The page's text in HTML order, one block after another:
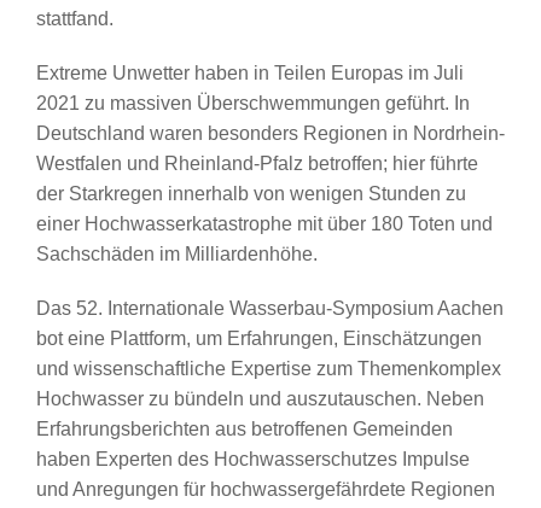
stattfand.
Extreme Unwetter haben in Teilen Europas im Juli
2021 zu massiven Überschwemmungen geführt. In
Deutschland waren besonders Regionen in Nordrhein-
Westfalen und Rheinland-Pfalz betroffen; hier führte
der Starkregen innerhalb von wenigen Stunden zu
einer Hochwasserkatastrophe mit über 180 Toten und
Sachschäden im Milliardenhöhe.
Das 52. Internationale Wasserbau-Symposium Aachen
bot eine Plattform, um Erfahrungen, Einschätzungen
und wissenschaftliche Expertise zum Themenkomplex
Hochwasser zu bündeln und auszutauschen. Neben
Erfahrungsberichten aus betroffenen Gemeinden
haben Experten des Hochwasserschutzes Impulse
und Anregungen für hochwassergefährdete Regionen